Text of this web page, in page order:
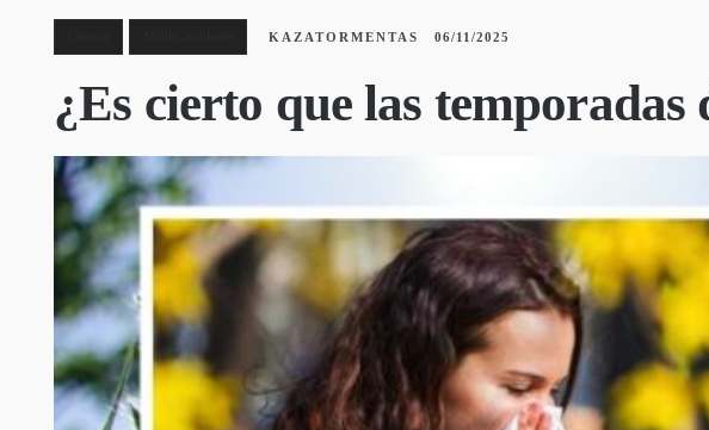
KAZATORMENTAS 06/11/2025
¿Es cierto que las temporadas